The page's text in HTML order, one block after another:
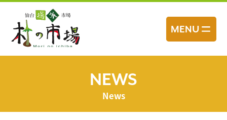
ッ
MENU
NEWS
News